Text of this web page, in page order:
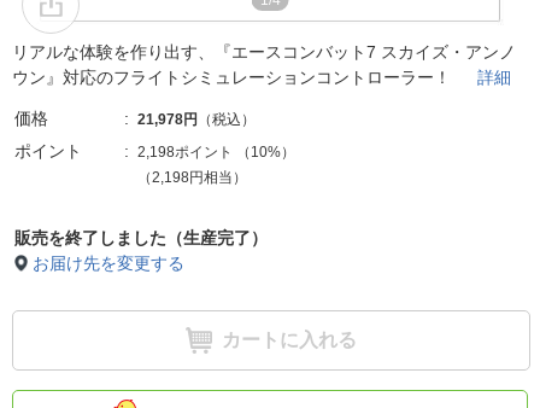
リアルな体験を作り出す、『エースコンバット7 スカイズ・アンノ
ウン』対応のフライトシミュレーションコントローラー！ 詳細
価格 21,978円 （税込）
ポイント 2,198ポイント （ 10%）
（2,198円相当）
販売を終了しました（生産完了）
お届け先を変更する
カートに入れる